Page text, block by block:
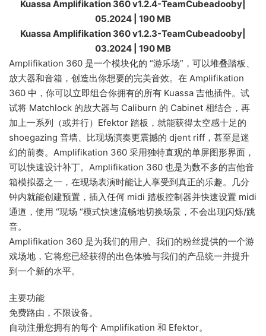
Kuassa Amplifikation 360 v1.2.4-TeamCubeadooby|
05.2024 | 190 MB
Kuassa Amplifikation 360 v1.2.3-TeamCubeadooby|
03.2024 | 190 MB
Amplifikation 360 是一个模块化的 “游乐场”，可以堆叠踏板、
放大器和音箱，创造出你想要的完美音效。在 Amplifikation
360 中，你可以立即组合你拥有的所有 Kuassa 吉他插件。试
试将 Matchlock 的放大器与 Caliburn 的 Cabinet 相结合，再
加上一系列（或并行）Efektor 踏板，就能获得太空感十足的
shoegazing 音墙、比现场演奏更震撼的 djent riff，甚至是迷
幻的前奏。Amplifikation 360 采用独特直观的单屏图形界面，
可以快速设计补丁。Amplifikation 360 也是为数不多的吉他音
箱模拟器之一，在现场表演时能让人享受到真正的乐趣。几分
钟内就能创建预置，插入任何 midi 踏板控制器并快速设置 midi
通道，使用 “现场 “模式快速流畅地切换场景，不会出现闪烁/跳
音。
Amplifikation 360 是为我们的用户、我们的粉丝提供的一个游
戏场地，它将您已经获得的出色体验与我们的产品统一并提升
到一个新的水平。
主要功能
免费路由，不限设备。
自动注册您拥有的每个 Amplifikation 和 Efektor。